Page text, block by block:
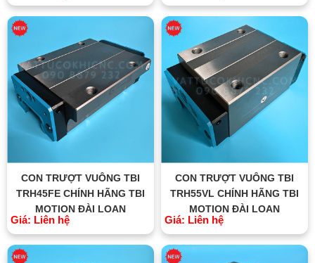
CON TRƯỢT VUÔNG TBI
TRH45FE CHÍNH HÃNG TBI
MOTION ĐÀI LOAN
Giá: Liên hệ
CON TRƯỢT VUÔNG TBI
TRH55VL CHÍNH HÃNG TBI
MOTION ĐÀI LOAN
Giá: Liên hệ